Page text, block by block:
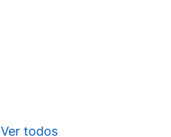
Ver todos